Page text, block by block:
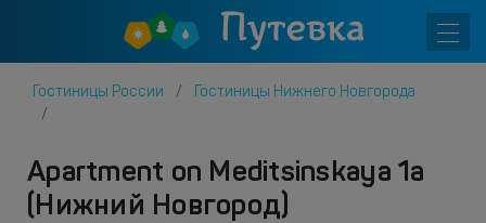
Гостиницы России Гостиницы Нижнего Новгорода
Apartment on Meditsinskaya 1a
(Нижний Новгород)